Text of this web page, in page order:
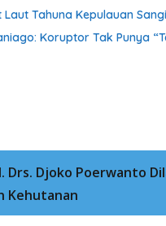
Tahuna Kepulauan
Koruptor Tak Punya
Drs. Djoko Poerwanto
Kehutanan